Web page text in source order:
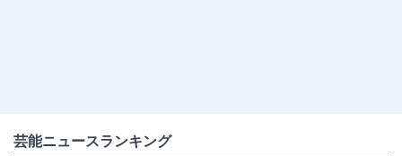
芸能ニュースランキング